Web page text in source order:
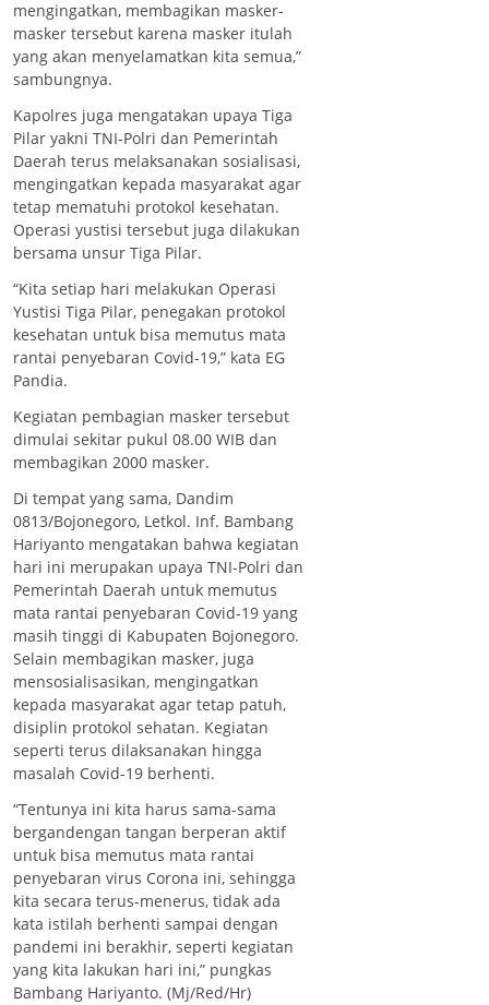
mengingatkan, membagikan masker-
masker tersebut karena masker itulah
yang akan menyelamatkan kita semua,”
sambungnya.
Kapolres juga mengatakan upaya Tiga
Pilar yakni TNI-Polri dan Pemerintah
Daerah terus melaksanakan sosialisasi,
mengingatkan kepada masyarakat agar
tetap mematuhi protokol kesehatan.
Operasi yustisi tersebut juga dilakukan
bersama unsur Tiga Pilar.
“Kita setiap hari melakukan Operasi
Yustisi Tiga Pilar, penegakan protokol
kesehatan untuk bisa memutus mata
rantai penyebaran Covid-19,” kata EG
Pandia.
Kegiatan pembagian masker tersebut
dimulai sekitar pukul 08.00 WIB dan
membagikan 2000 masker.
Di tempat yang sama, Dandim
0813/Bojonegoro, Letkol. Inf. Bambang
Hariyanto mengatakan bahwa kegiatan
hari ini merupakan upaya TNI-Polri dan
Pemerintah Daerah untuk memutus
mata rantai penyebaran Covid-19 yang
masih tinggi di Kabupaten Bojonegoro.
Selain membagikan masker, juga
mensosialisasikan, mengingatkan
kepada masyarakat agar tetap patuh,
disiplin protokol sehatan. Kegiatan
seperti terus dilaksanakan hingga
masalah Covid-19 berhenti.
“Tentunya ini kita harus sama-sama
bergandengan tangan berperan aktif
untuk bisa memutus mata rantai
penyebaran virus Corona ini, sehingga
kita secara terus-menerus, tidak ada
kata istilah berhenti sampai dengan
pandemi ini berakhir, seperti kegiatan
yang kita lakukan hari ini,” pungkas
Bambang Hariyanto. (Mj/Red/Hr)